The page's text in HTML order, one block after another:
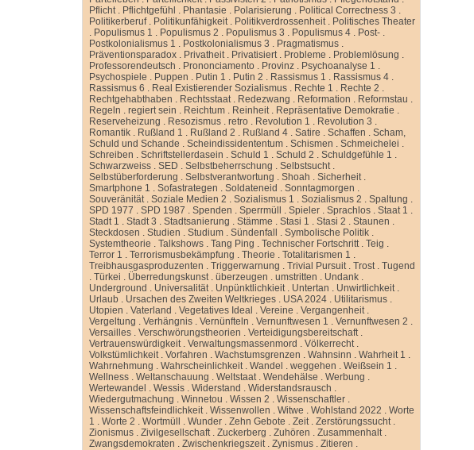
Pflicht. Pflichtgefühl . Phantasie . Polarisierung . Political Correctness 3 .
Politikerberuf. Politikunfähigkeit. Politikverdrossenheit. Politisches Theater
. Populismus 1 . Populismus 2 . Populismus 3 . Populismus 4 . Post- .
Postkolonialismus 1 . Postkolonialismus 3 . Pragmatismus .
Präventionsparadox . Privatheit. Privatisiert. Probleme . Problemlösung .
Professorendeutsch . Prononciamento . Provinz . Psychoanalyse 1 .
Psychospiele . Puppen . Putin 1 . Putin 2 . Rassismus 1 . Rassismus 4 .
Rassismus 6 . Real Existierender Sozialismus . Rechte 1 . Rechte 2 .
Rechtgehabthaben . Rechtsstaat. Redezwang . Reformation . Reformstau .
Regeln .regiert sein . Reichtum . Reinheit. Repräsentative Demokratie .
Reserveheizung . Resozismus .retro . Revolution 1 . Revolution 3 .
Romantik . Rußland 1 . Rußland 2 . Rußland 4 .Satire .Schaffen .Scham,
Schuld und Schande .Scheindissidententum .Schismen .Schmeichelei .
Schreiben .Schriftstellerdasein .Schuld 1 .Schuld 2 .Schuldgefühle 1 .
Schwarzweiss .SED .Selbstbeherrschung .Selbstsucht.
Selbstüberforderung .Selbstverantwortung .Shoah .Sicherheit.
Smartphone 1 .Sofastrategen .Soldateneid .Sonntagmorgen .
Souveränität.Soziale Medien 2 .Sozialismus 1 .Sozialismus 2 .Spaltung .
SPD 1977 .SPD 1987 .Spenden .Sperrmüll .Spieler .Sprachlos .Staat 1 .
Stadt 1 .Stadt 3 .Stadtsanierung .Stämme .Stasi 1 .Stasi 2 .Staunen .
Steckdosen .Studien .Studium .Sündenfall .Symbolische Politik .
Systemtheorie .Talkshows .Tang Ping .Technischer Fortschritt.Teig .
Terror 1 .Terrorismusbekämpfung .Theorie .Totalitarismen 1 .
Treibhausgasproduzenten .Triggerwarnung .Trivial Pursuit.Trost.Tugend
.Türkei . Überredungskunst.überzeugen .umstritten . Undank .
Underground . Universalität. Unpünktlichkieit. Untertan . Unwirtlichkeit.
Urlaub . Ursachen des Zweiten Weltkrieges . USA 2024 . Utilitarismus .
Utopien .Vaterland .Vegetatives Ideal .Vereine .Vergangenheit.
Vergeltung .Verhängnis .Vernünfteln .Vernunftwesen 1 .Vernunftwesen 2 .
Versailles .Verschwörungstheorien .Verteidigungsbereitschaft.
Vertrauenswürdigkeit.Verwaltungsmassenmord .Völkerrecht.
Volkstümlichkeit.Vorfahren .Wachstumsgrenzen .Wahnsinn .Wahrheit 1 .
Wahrnehmung .Wahrscheinlichkeit.Wandel .weggehen .Weißsein 1 .
Wellness .Weltanschauung .Weltstaat.Wendehälse .Werbung .
Wertewandel .Wessis .Widerstand .Widerstandsrausch .
Wiedergutmachung .Winnetou .Wissen 2 .Wissenschaftler .
Wissenschaftsfeindlichkeit.Wissenwollen .Witwe .Wohlstand 2022 .Worte
1 .Worte 2 .Wortmüll .Wunder .Zehn Gebote .Zeit.Zerstörungssucht.
Zionismus .Zivilgesellschaft.Zuckerberg .Zuhören .Zusammenhalt.
Zwangsdemokraten .Zwischenkriegszeit.Zynismus .Zitieren .